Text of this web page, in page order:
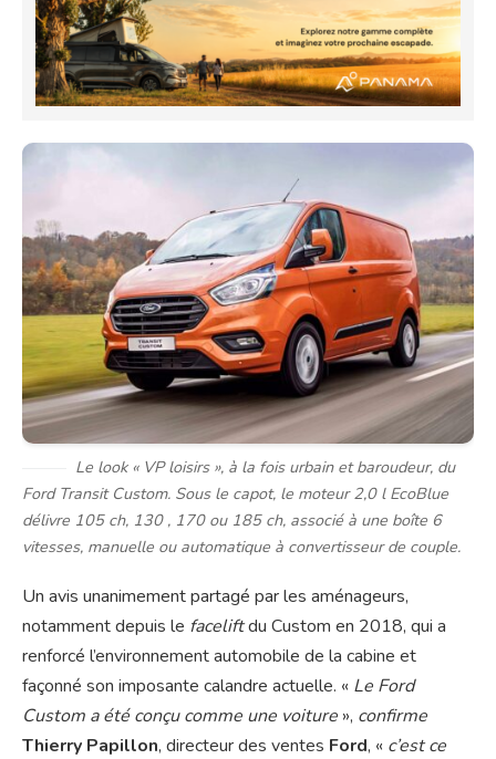
Le look « VP loisirs », à la fois urbain et baroudeur, du
Ford Transit Custom. Sous le capot, le moteur 2,0 l EcoBlue
délivre 105 ch, 130 , 170 ou 185 ch, associé à une boîte 6
vitesses, manuelle ou automatique à convertisseur de couple.
Un avis unanimement partagé par les aménageurs,
notamment depuis le faceliftdu Custom en 2018, qui a
renforcé l’environnement automobile de la cabine et
façonné son imposante calandre actuelle. « Le Ford
Custom a été conçu comme une voiture », confirme
Thierry Papillon, directeur des ventes Ford, « c’est ce